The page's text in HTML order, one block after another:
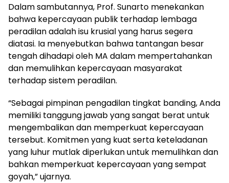
Dalam sambutannya, Prof. Sunarto menekankan
bahwa kepercayaan publik terhadap lembaga
peradilan adalah isu krusial yang harus segera
diatasi. Ia menyebutkan bahwa tantangan besar
tengah dihadapi oleh MA dalam mempertahankan
dan memulihkan kepercayaan masyarakat
terhadap sistem peradilan.
“Sebagai pimpinan pengadilan tingkat banding, Anda
memiliki tanggung jawab yang sangat berat untuk
mengembalikan dan memperkuat kepercayaan
tersebut. Komitmen yang kuat serta keteladanan
yang luhur mutlak diperlukan untuk memulihkan dan
bahkan memperkuat kepercayaan yang sempat
goyah,” ujarnya.